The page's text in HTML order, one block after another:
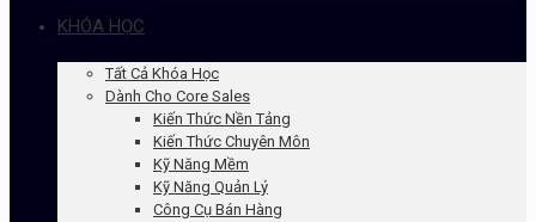
KHÓA HỌC
Tất Cả Khóa Học
Dành Cho Core Sales
Kiến Thức Nền Tảng
Kiến Thức Chuyên Môn
Kỹ Năng Mềm
Kỹ Năng Quản Lý
Công Cụ Bán Hàng